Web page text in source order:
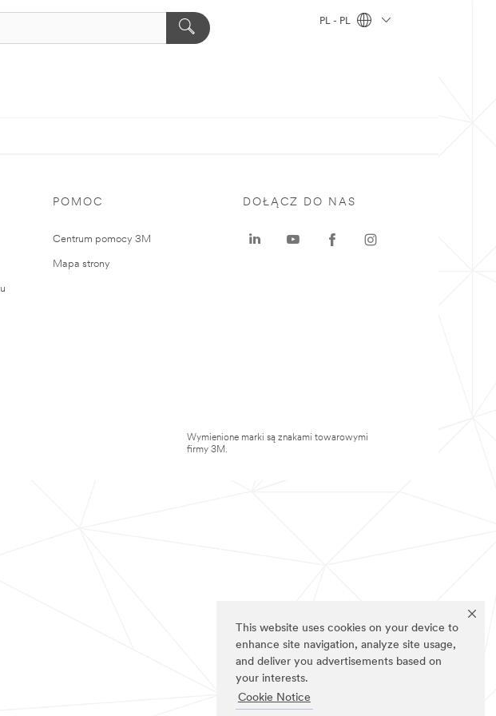
This website uses cookies on your device to
enhance site navigation, analyze site usage,
and deliver you advertisements based on
your interests.
Cookie Notice
PL - PL
POMOC
Centrum pomocy 3M
Mapa strony
DOŁĄCZ DO NAS
Wymienione marki są znakami towarowymi
firmy 3M.